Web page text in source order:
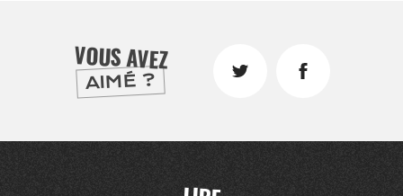
VOUS AVEZ
AIMÉ ?